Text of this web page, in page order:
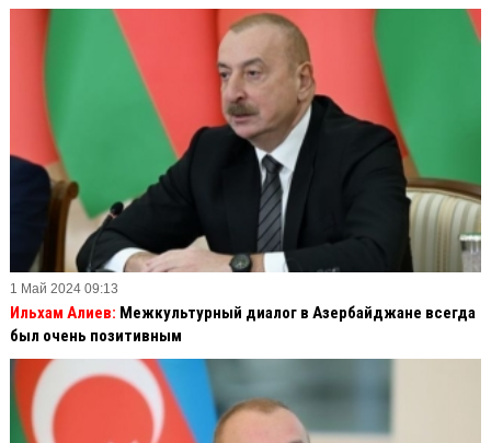
1 Май 2024 09:13
Ильхам Алиев: Межкультурный диалог в Азербайджане всегда
был очень позитивным